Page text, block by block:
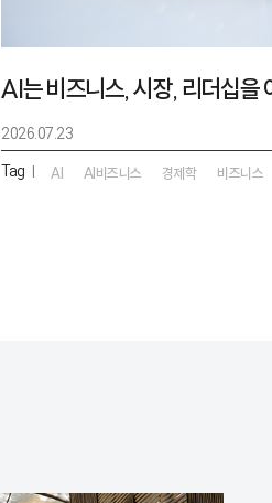
AI는 비즈니스, 시장, 리더십을
2026.07.23
Tag | AI AI비즈니스 경제학 비즈니스